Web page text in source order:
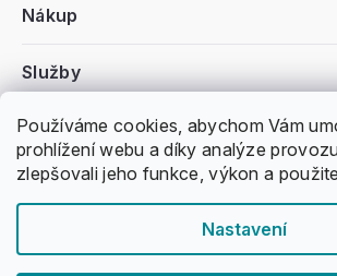
Používáme cookies, abychom Vám
prohlížení webu a díky analýze
zlepšovali jeho funkce, výkon a
Nastavení
Všeobecné informace
Nákup
Služby